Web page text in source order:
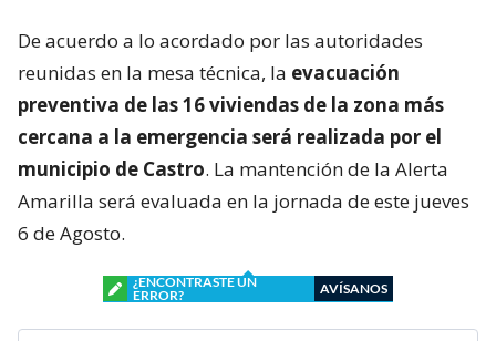
De acuerdo a lo acordado por las autoridades
reunidas en la mesa técnica, la evacuación
preventiva de las 16 viviendas de la zona más
cercana a la emergencia será realizada por el
municipio de Castro. La mantención de la Alerta
Amarilla será evaluada en la jornada de este jueves
6 de Agosto.
¿ENCONTRASTE UN
ERROR?
AVÍSANOS